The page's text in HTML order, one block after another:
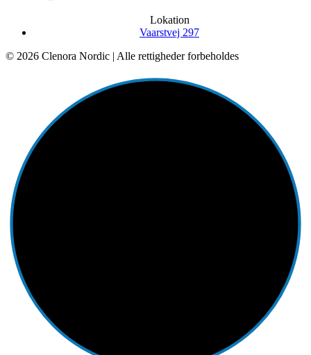
Lokation
Vaarstvej 297
© 2026 Clenora Nordic | Alle rettigheder forbeholdes